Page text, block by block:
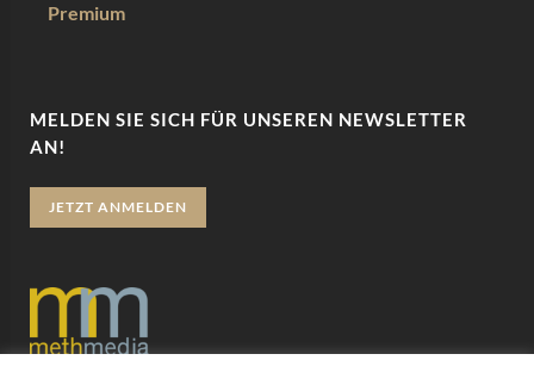
Premium
MELDEN SIE SICH FÜR UNSEREN NEWSLETTER
AN!
JETZT ANMELDEN